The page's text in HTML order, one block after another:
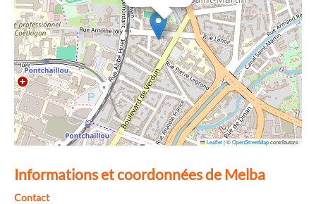
Leaflet|©OpenStreetMapcontributors
Informations et coordonnées de Melba
Contact